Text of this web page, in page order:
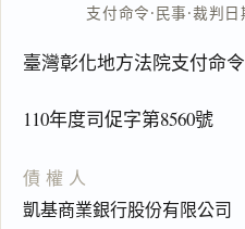
支付命令·民事·裁判
臺灣彰化地方法院支付命令
110年度司促字第8560號
債權人
凱基商業銀行股份有限公司